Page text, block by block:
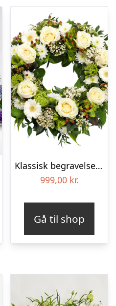
Klassisk begravelses­krans
999,00 kr.
Gå til shop